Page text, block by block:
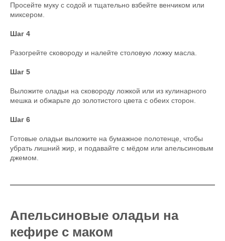
Просейте муку с содой и тщательно взбейте венчиком или
миксером.
Шаг 4
Разогрейте сковороду и налейте столовую ложку масла.
Шаг 5
Выложите оладьи на сковороду ложкой или из кулинарного
мешка и обжарьте до золотистого цвета с обеих сторон.
Шаг 6
Готовые оладьи выложите на бумажное полотенце, чтобы
убрать лишний жир, и подавайте с мёдом или апельсиновым
джемом.
Апельсиновые оладьи на
кефире с маком